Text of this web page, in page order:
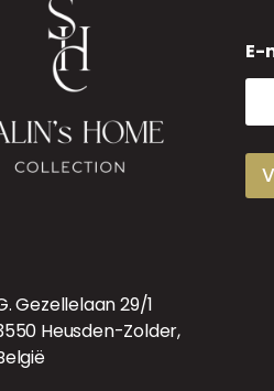
Gezellelaan 29/1
Heusden-Zolder,
-
m
i
E-